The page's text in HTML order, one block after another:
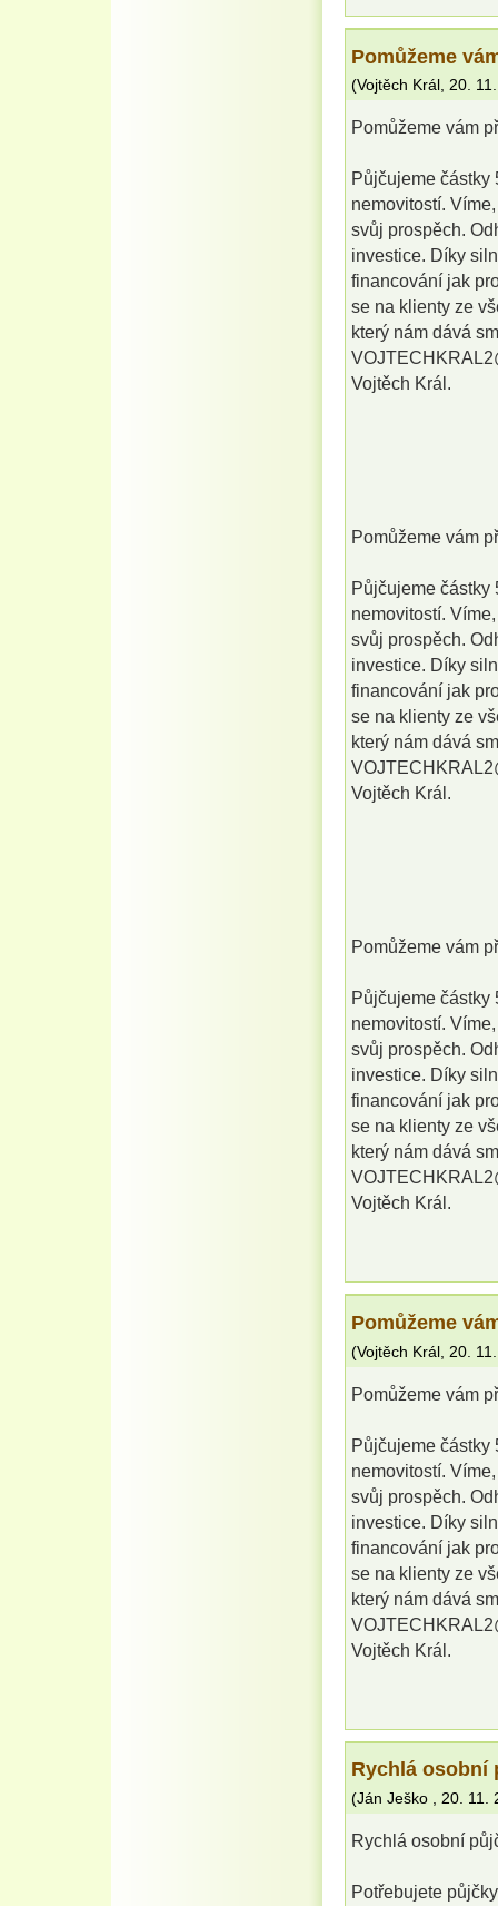
Pomůžeme
(Vojtěch Král, 20.
Pomůžeme vám
Půjčujeme částky
nemovitostí.
svůj prospěch.
investice. Díky
financování jak
se na klienty ze
který nám dává
Vojtěch Král.
Pomůžeme vám
Půjčujeme částky
nemovitostí.
svůj prospěch.
investice. Díky
financování jak
se na klienty ze
který nám dává
Vojtěch Král.
Pomůžeme vám
Půjčujeme částky
nemovitostí.
svůj prospěch.
investice. Díky
financování jak
se na klienty ze
který nám dává
Vojtěch Král.
Pomůžeme
(Vojtěch Král 20.
Pomůžeme vám
Půjčujeme částky
nemovitostí.
svůj prospěch.
investice. Díky
financování jak
se na klienty ze
který nám dává
Vojtěch Král.
Rychlá osobní
(Ján Ješko 20. 11.
Rychlá osobní
Potřebujete